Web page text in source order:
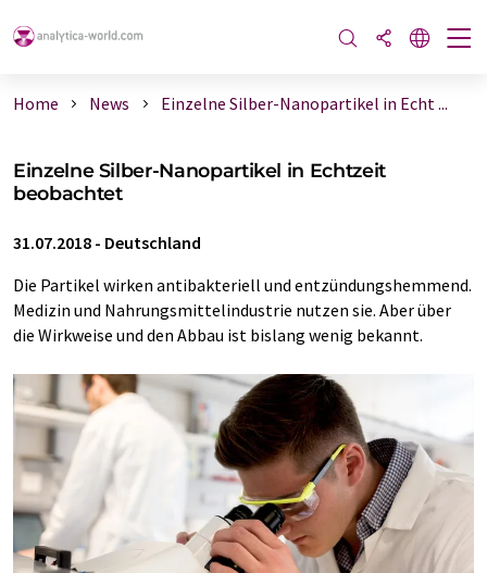
Home News Einzelne Silber-Nanopartikel in Echt ...
Einzelne Silber-Nanopartikel in Echtzeit
beobachtet
31.07.2018 - Deutschland
Die Partikel wirken antibakteriell und entzündungshemmend.
Medizin und Nahrungsmittelindustrie nutzen sie. Aber über
die Wirkweise und den Abbau ist bislang wenig bekannt.